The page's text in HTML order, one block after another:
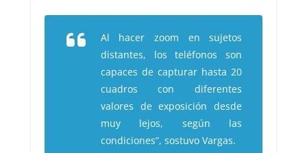
Al hacer zoom en sujetos
distantes, los teléfonos son
capaces de capturar hasta 20
cuadros con diferentes
valores de exposición desde
muy lejos, según las
condiciones”, sostuvo Vargas.